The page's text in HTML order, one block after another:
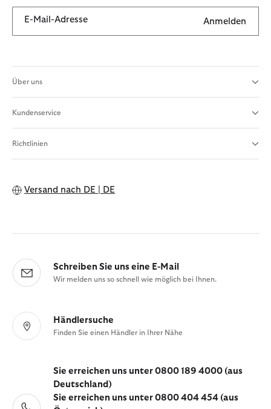
E-Mail-Adresse Anmelden
Über uns
Kundenservice
Richtlinien
Versand nach DE | DE
Schreiben Sie uns eine E-Mail
Wir melden uns so schnell wie möglich bei Ihnen.
Händlersuche
Finden Sie einen Händler in Ihrer Nähe
Sie erreichen uns unter 0800 189 4000 (aus
Deutschland)
Sie erreichen uns unter 0800 404 454 (aus